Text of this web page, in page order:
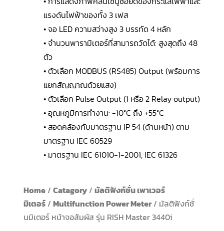
แรงดันไฟฟ้าของทั้ง 3 เฟส
• จอ LED ความสว่างสูง 3 บรรทัด 4 หลัก
• จำนวนพารามิเตอร์ที่สามารถวัดได้: สูงสุดถึง 48
ตัว
• ตัวเลือก MODBUS (RS485) Output (พร้อมการ
แยกสัญญาณด้วยแสง)
• ตัวเลือก Pulse Output (1 หรือ 2 Relay output)
• อุณหภูมิการทำงาน: -10°C ถึง +55°C
• สอดคล้องกับมาตรฐาน IP 54 (ด้านหน้า) ตาม
มาตรฐาน IEC 60529
• มาตรฐาน IEC 61010-1-2001, IEC 61326
Home/ Catagory/ มัลติฟังก์ชั่น เพาเวอร์
มิเตอร์/ Multifunction Power Meter/ มัลติฟังก์ชั่
นมิเตอร์ หน้าจอสัมผัส รุ่น RISH Master 3440i